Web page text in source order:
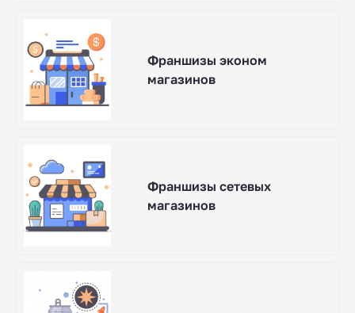
Франшизы эконом
магазинов
Франшизы сетевых
магазинов